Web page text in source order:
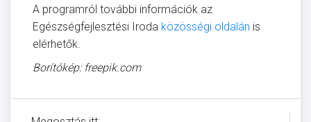
A programról további információk az
Egészségfejlesztési Iroda közösségi oldalán is
elérhetők.
Borítókép: freepik.com